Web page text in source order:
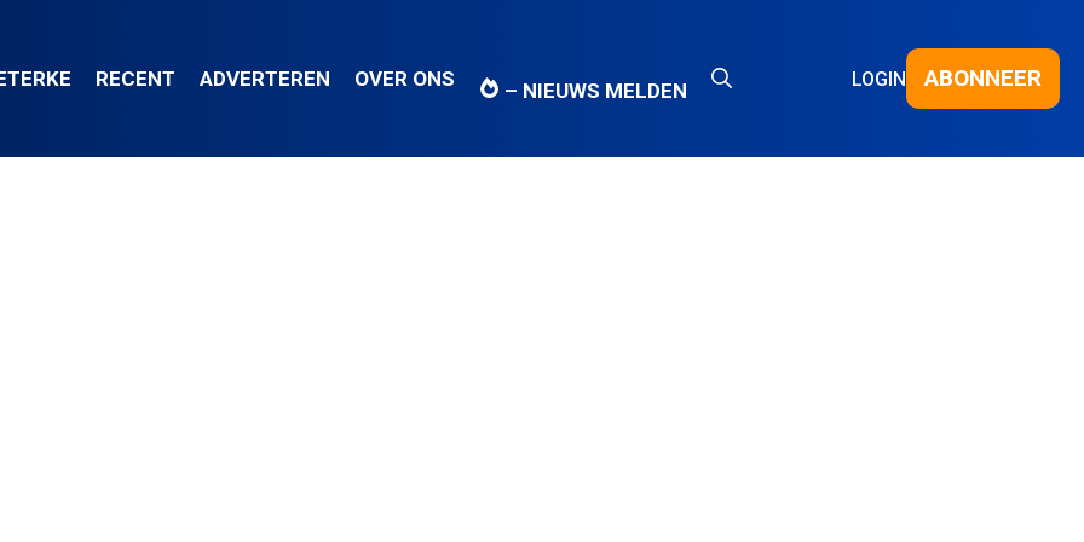
RECENT ADVERTEREN OVER ONS – NIEUWS MELDEN LOGIN ABONNEER